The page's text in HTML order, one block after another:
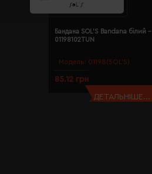
Модель: 01198(SOL’S)
Бандана SOL'S Bandana білий -
01198102TUN
85.12 грн
ДЕТАЛЬНІШЕ...